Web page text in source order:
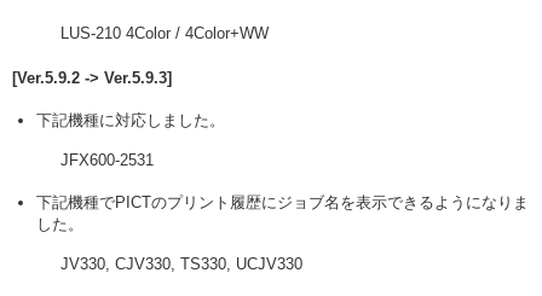
LUS-210 4Color / 4Color+WW
[Ver.5.9.2 -> Ver.5.9.3]
下記機種に対応しました。
JFX600-2531
下記機種でPICTのプリント履歴にジョブ名を表示できるようになりま
した。
JV330, CJV330, TS330, UCJV330